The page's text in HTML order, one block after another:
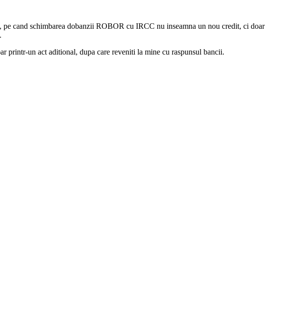
cand schimbarea dobanzii ROBOR cu IRCC nu inseamna un nou credit, ci doar
printr-un act aditional, dupa care reveniti la mine cu raspunsul bancii.